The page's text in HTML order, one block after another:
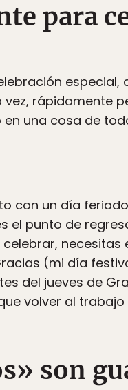
para
especial,
rápidamente
una cosa de
con un día
el punto de
necesitas
(mi día
del jueves de
volver al trabajo
son